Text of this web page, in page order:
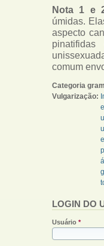
Nota 1 e
úmidas.
aspecto
comum
Categoria
Vulgarização:
LOGIN DO
Usuário *